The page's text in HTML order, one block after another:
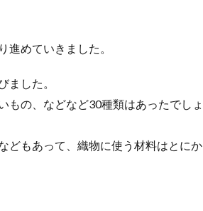
めていきました。
ました。
もの、などなど30種類はあったでしょ
どもあって、織物に使う材料はとにか